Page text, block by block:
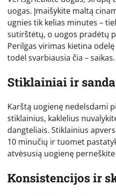
uogas. Įmaišykite maltą
ugnies tik kelias minutes –
sutirštėtų, o uogos pradėtų
Perilgas virimas kietina
todėl svarbiausia čia – saikas.
Stiklainiai ir
Karštą uogienę nedelsdami
stiklainius, kaklelius
dangteliais. Stiklainius
10 minučių ir tuomet
atvėsusią uogienę
Konsistencijos ir